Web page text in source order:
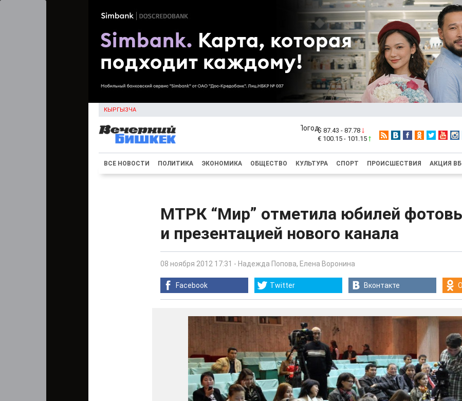
КЫРГЫЗЧА
$ 87.43 - 87.78
€ 100.15 - 101.15
ВСЕ НОВОСТИ ПОЛИТИКА ЭКОНОМИКА ОБЩЕСТВО КУЛЬТУРА СПОРТ ПРОИСШЕСТВИЯ АКЦИЯ ВБ
МТРК “Мир” отметила юбилей
и презентацией нового канала
08 ноября 2012 17:31 - Надежда Попова, Елена Воронина
Facebook Twitter Вконтакте